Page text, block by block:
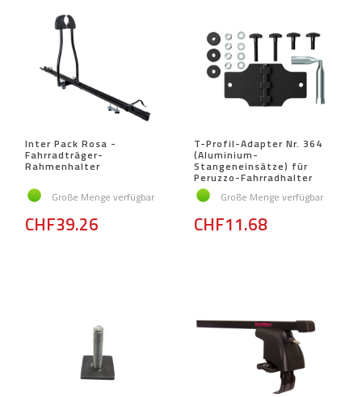
Inter Pack Rosa -
Fahrradträger-
Rahmenhalter
Große Menge verfügbar
CHF39.26
T-Profil-Adapter Nr. 364
(Aluminium-
Stangeneinsätze) für
Peruzzo-Fahrradhalter
Große Menge verfügbar
CHF11.68